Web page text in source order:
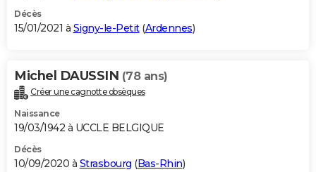
Décès
15/01/2021 à Signy-le-Petit(Ardennes)
Michel DAUSSIN (78 ans)
Créer une cagnotte obsèques
Naissance
19/03/1942 à UCCLE BELGIQUE
Décès
10/09/2020 à Strasbourg (Bas-Rhin)